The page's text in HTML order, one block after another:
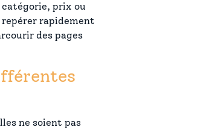
prix ou
rapidement
des pages
ne soient pas